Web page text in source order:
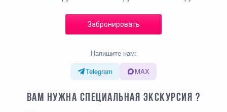
Забронировать
Напишите нам:
Telegram
MAX
ВАМ НУЖНА СПЕЦИАЛЬНАЯ ЭКСКУРСИЯ ?